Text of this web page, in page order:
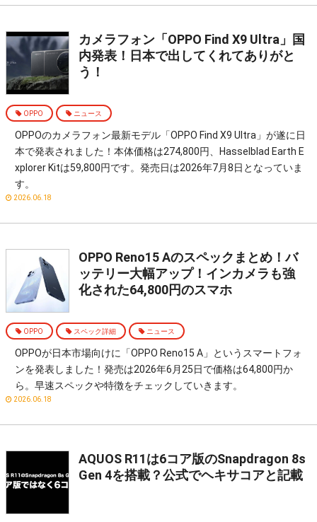
カメラフォン「OPPO Find X9 Ultra」国
内発表！日本で出してくれてありがと
う！
OPPO ニュース
OPPOのカメラフォン最新モデル「OPPO Find X9 Ultra」が遂に日
本で発表されました！本体価格は274,800円、Hasselblad Earth E
xplorer Kitは59,800円です。発売日は2026年7月8日となっていま
す。
2026.06.18
OPPO Reno15 Aのスペックまとめ！バ
ッテリー大幅アップ！インカメラも強
化された64,800円のスマホ
OPPO スペック詳細 ニュース
OPPOが日本市場向けに「OPPO Reno15 A」というスマートフォ
ンを発表しました！発売は2026年6月25日で価格は64,800円か
ら。早速スペックや特徴をチェックしていきます。
2026.06.18
AQUOS R11は6コア版のSnapdragon 8s
Gen 4を搭載？公式でヘキサコアと記載